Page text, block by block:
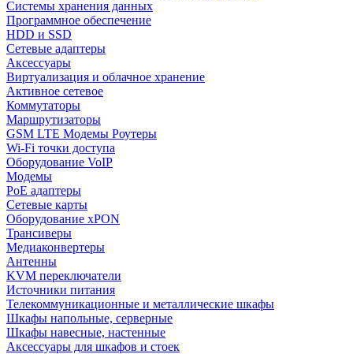
Системы хранения данных
Программное обеспечение
HDD и SSD
Сетевые адаптеры
Аксессуары
Виртуализация и облачное хранение
Активное сетевое
Коммутаторы
Маршрутизаторы
GSM LTE Модемы Роутеры
Wi-Fi точки доступа
Оборудование VoIP
Модемы
PoE адаптеры
Сетевые карты
Оборудование xPON
Трансиверы
Медиаконвертеры
Антенны
KVM переключатели
Источники питания
Телекоммуникационные и металлические шкафы
Шкафы напольные, серверные
Шкафы навесные, настенные
Аксессуары для шкафов и стоек